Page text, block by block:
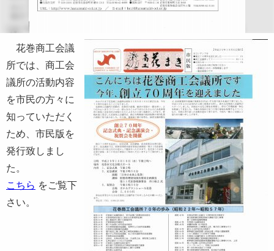
花巻商工会議
所では、商工会
議所の活動内容
を市民の方々に
知っていただく
ため、市民版を
発行致しまし
た。
こちら をご覧下
さい。